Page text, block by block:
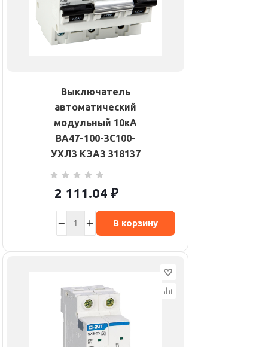
Выключатель
автоматический
модульный 10кА
ВА47-100-3C100-
УХЛ3 КЭАЗ 318137
2 111.04 ₽
В корзину